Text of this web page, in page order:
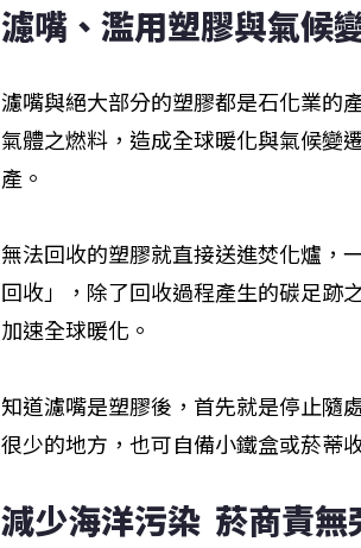
濾嘴、濫用塑膠與氣候
濾嘴與絕大部分的塑膠都是石化業的
氣體之燃料，造成全球暖化與氣候變
產。
無法回收的塑膠就直接送進焚化爐，
回收」，除了回收過程產生的碳足跡
加速全球暖化。
知道濾嘴是塑膠後，首先就是停止
很少的地方，也可自備小鐵盒或菸蒂
減少海洋污染  菸商責無